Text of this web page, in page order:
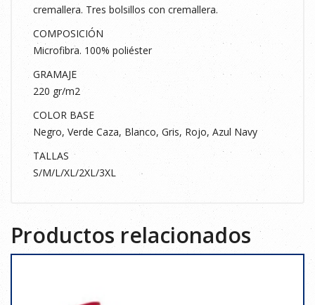
cremallera. Tres bolsillos con cremallera.
COMPOSICIÓN
Microfibra. 100% poliéster
GRAMAJE
220 gr/m2
COLOR BASE
Negro, Verde Caza, Blanco, Gris, Rojo, Azul Navy
TALLAS
S/M/L/XL/2XL/3XL
Productos relacionados